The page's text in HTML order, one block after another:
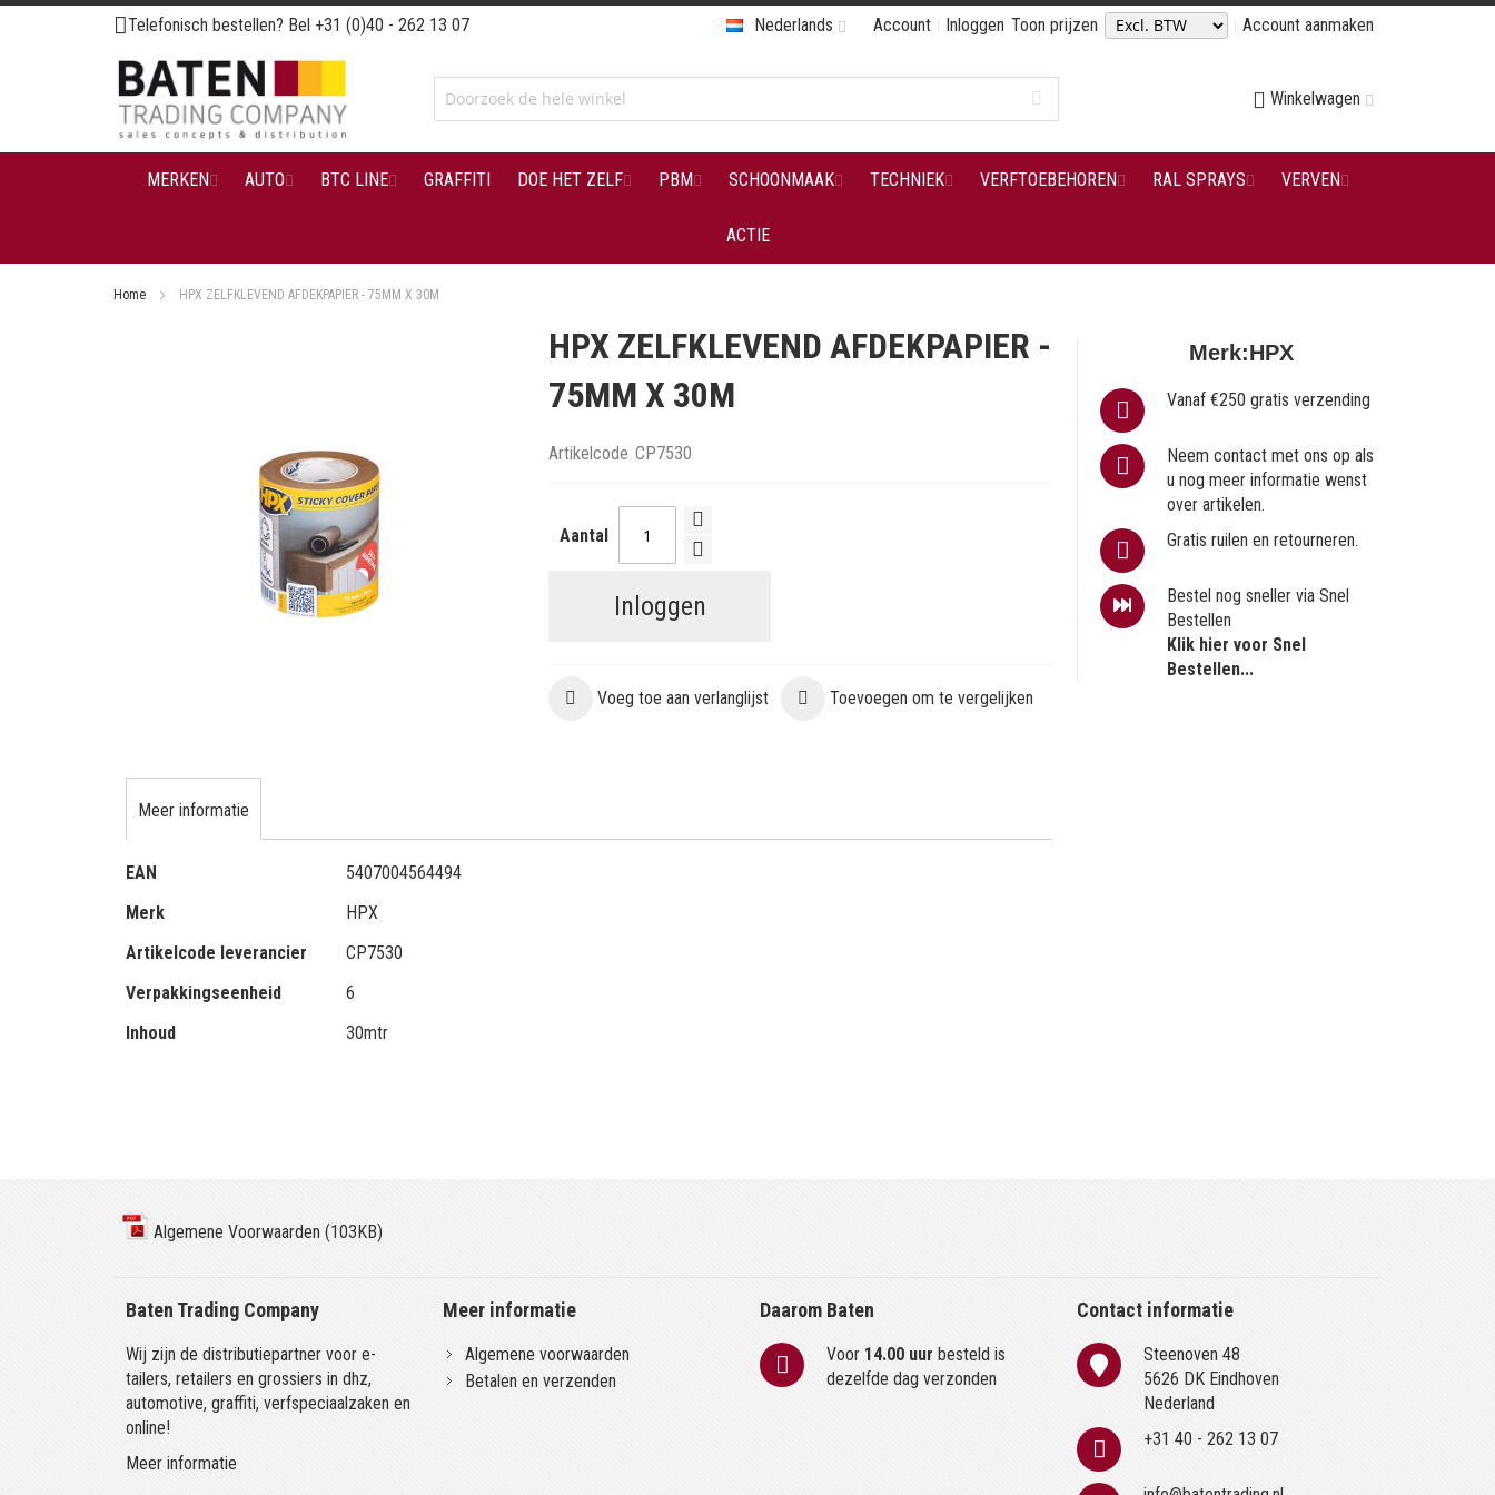
Ga
naar
de
inhoud
Telefonisch bestellen? Bel +31 (0)40 - 262 13 07 Account Inloggen Toon prijzen Account aanmaken
Nederlands
Winkelwagen
MERKEN AUTO BTC LINE GRAFFITI DOE HET ZELF PBM SCHOONMAAK TECHNIEK VERFTOEBEHOREN RAL SPRAYS VERVEN
ACTIE
Home HPX ZELFKLEVEND AFDEKPAPIER - 75MM X 30M
naar
begin
de
gallerij
HPX ZELFKLEVEND AFDEKPAPIER -
75MM X 30M
Artikelcode CP7530
Aantal
Inloggen
Voeg toe aan verlanglijst Toevoegen om te vergelijken
Merk:HPX
Vanaf €250 gratis verzending
Neem contact met ons op als
u nog meer informatie wenst
over artikelen.
Gratis ruilen en retourneren.
Bestel nog sneller via Snel
Bestellen
Klik hier voor Snel
Bestellen...
Meer informatie
Meer
EAN
5407004564494
Merk
HPX
Artikelcode leverancier
CP7530
Verpakkingseenheid
6
Inhoud
30mtr
Algemene Voorwaarden (103KB)
Baten Trading Company
Wij zijn de distributiepartner voor e-
tailers, retailers en grossiers in dhz,
automotive, graffiti, verfspeciaalzaken en
online!
Meer informatie
Meer informatie
Algemene voorwaarden
Betalen en verzenden
Daarom Baten
Voor 14.00 uur besteld is
dezelfde dag verzonden
Contact informatie
Steenoven 48
5626 DK Eindhoven
Nederland
+31 40 - 262 13 07